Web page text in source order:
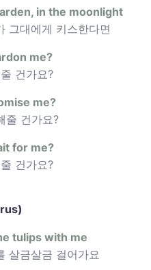
in the moonlight
그대에게 키스한다면
me?
건가요?
me?
줄 건가요?
for me?
건가요?
tulips with me
살금살금 걸어가요